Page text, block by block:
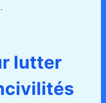
lutter